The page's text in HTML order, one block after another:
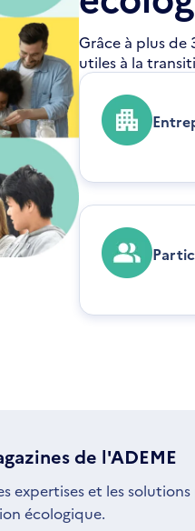
Grâce à plus de
utiles à la
de l'ADEME
expertises et les
écologique.